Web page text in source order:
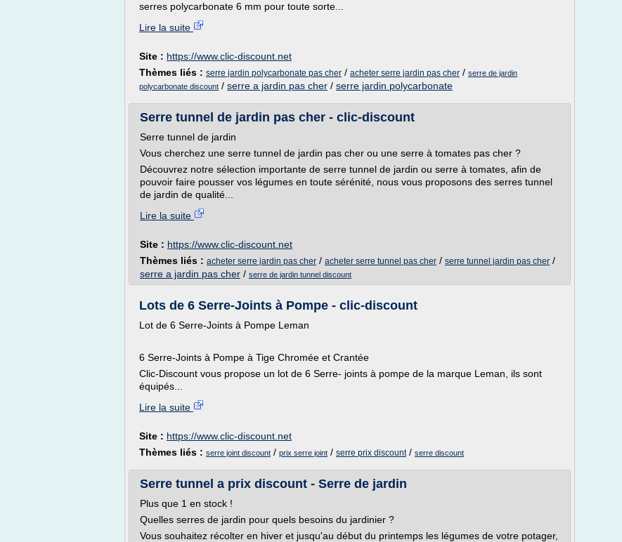
serres polycarbonate 6 mm pour toute sorte...
Lire la suite
Site : https://www.clic-discount.net
Thèmes liés : serre jardin polycarbonate pas cher / acheter serre jardin pas cher / serre de jardin
polycarbonate discount / serre a jardin pas cher / serre jardin polycarbonate
Serre tunnel de jardin pas cher - clic-discount
Serre tunnel de jardin
Vous cherchez une serre tunnel de jardin pas cher ou une serre à tomates pas cher ?
Découvrez notre sélection importante de serre tunnel de jardin ou serre à tomates, afin de
pouvoir faire pousser vos légumes en toute sérénité, nous vous proposons des serres tunnel
de jardin de qualité...
Lire la suite
Site : https://www.clic-discount.net
Thèmes liés : acheter serre jardin pas cher / acheter serre tunnel pas cher / serre tunnel jardin pas cher /
serre a jardin pas cher / serre de jardin tunnel discount
Lots de 6 Serre-Joints à Pompe - clic-discount
Lot de 6 Serre-Joints à Pompe Leman
6 Serre-Joints à Pompe à Tige Chromée et Crantée
Clic-Discount vous propose un lot de 6 Serre- joints à pompe de la marque Leman, ils sont
équipés...
Lire la suite
Site : https://www.clic-discount.net
Thèmes liés : serre joint discount / prix serre joint / serre prix discount/ serre discount
Serre tunnel a prix discount - Serre de jardin
Plus que 1 en stock !
Quelles serres de jardin pour quels besoins du jardinier ?
Vous souhaitez récolter en hiver et jusqu'au début du printemps les légumes de votre potager,